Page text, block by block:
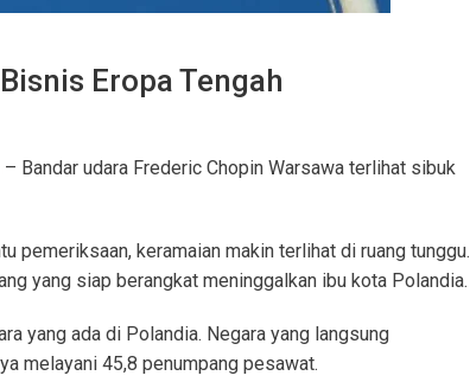
Eropa Tengah
– Bandar udara Frederic Chopin Warsawa terlihat sibuk
pemeriksaan, keramaian makin terlihat di ruang tunggu.
yang siap berangkat meninggalkan ibu kota Polandia.
yang ada di Polandia. Negara yang langsung
melayani 45,8 penumpang pesawat.